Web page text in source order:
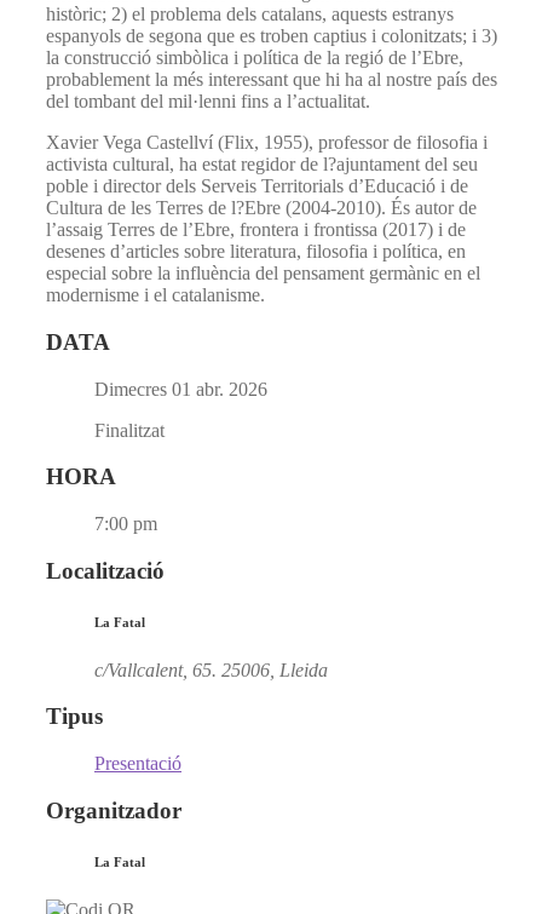
històric; 2) el problema dels catalans, aquests estranys
espanyols de segona que es troben captius i colonitzats; i 3)
la construcció simbòlica i política de la regió de l’Ebre,
probablement la més interessant que hi ha al nostre país des
del tombant del mil·lenni fins a l’actualitat.
Xavier Vega Castellví (Flix, 1955), professor de filosofia i
activista cultural, ha estat regidor de l?ajuntament del seu
poble i director dels Serveis Territorials d’Educació i de
Cultura de les Terres de l?Ebre (2004-2010). És autor de
l’assaig Terres de l’Ebre, frontera i frontissa (2017) i de
desenes d’articles sobre literatura, filosofia i política, en
especial sobre la influència del pensament germànic en el
modernisme i el catalanisme.
DATA
Dimecres 01 abr. 2026
Finalitzat
HORA
7:00 pm
Localització
La Fatal
c/Vallcalent, 65. 25006, Lleida
Tipus
Presentació
Organitzador
La Fatal